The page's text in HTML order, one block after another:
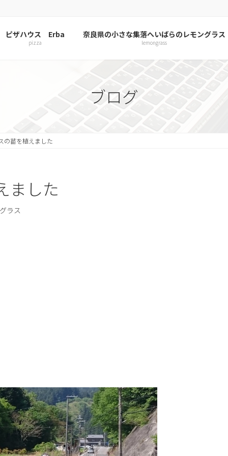
ピザハウス Erba
pizza
奈良県の小さな集落へいばらのレモングラス
lemongrass
ブログ
の苗を植えました
ました
ラス